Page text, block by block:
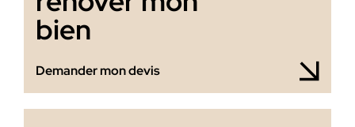
bien
Demander mon devis